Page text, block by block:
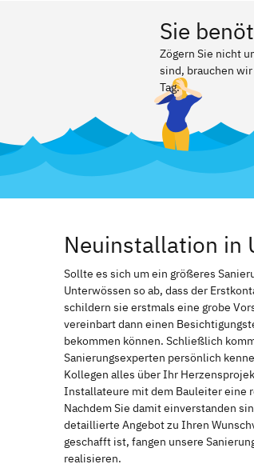
Sie
Zögern Sie nicht
sind, brauchen
Tag.
Neuinstallation in
Sollte es sich um ein größeres
Unterwössen so ab, dass der
schildern sie erstmals eine grobe
vereinbart dann einen
bekommen können. Schließlich
Sanierungsexperten persönlich
Kollegen alles über Ihr
Installateure mit dem Bauleiter eine
Nachdem Sie damit einverstanden
detaillierte Angebot zu Ihren
geschafft ist, fangen unsere
realisieren.